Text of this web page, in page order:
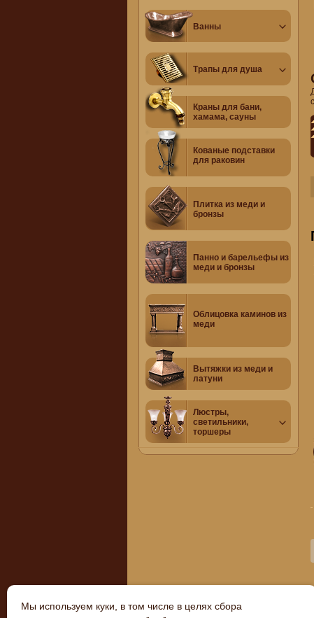
Ванны
Трапы для душа
Краны для бани,
хамама, сауны
Кованые подставки
для раковин
Плитка из меди и
бронзы
Панно и барельефы из
меди и бронзы
Облицовка каминов из
меди
Вытяжки из меди и
латуни
Люстры,
светильники,
торшеры
Мы используем куки, в том числе в целях сбора